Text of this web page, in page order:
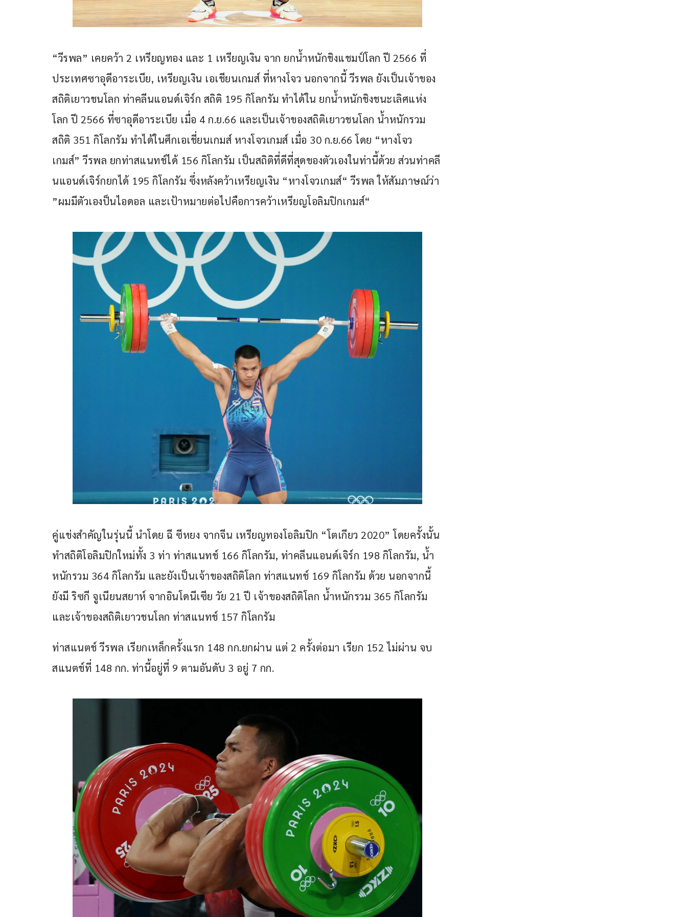
“วีรพล” เคยคว้า 2 เหรียญทอง และ 1 เหรียญเงิน จาก ยกน้ำหนักชิงแชมป์โลก ปี 2566 ที่
ประเทศซาอุดีอาระเบีย, เหรียญเงิน เอเชียนเกมส์ ที่หางโจว นอกจากนี้ วีรพล ยังเป็นเจ้าของ
สถิติเยาวชนโลก ท่าคลีนแอนด์เจิร์ก สถิติ 195 กิโลกรัม ทำได้ใน ยกน้ำหนักชิงชนะเลิศแห่ง
โลก ปี 2566 ที่ซาอุดีอาระเบีย เมื่อ 4 ก.ย.66 และเป็นเจ้าของสถิติเยาวชนโลก น้ำหนักรวม
สถิติ 351 กิโลกรัม ทำได้ในศึกเอเชี่ยนเกมส์ หางโจวเกมส์ เมื่อ 30 ก.ย.66 โดย “หางโจว
เกมส์” วีรพล ยกท่าสแนทช์ได้ 156 กิโลกรัม เป็นสถิติที่ดีที่สุดของตัวเองในท่านี้ด้วย ส่วนท่าคลี
นแอนด์เจิร์กยกได้ 195 กิโลกรัม ซึ่งหลังคว้าเหรียญเงิน “หางโจวเกมส์“ วีรพล ให้สัมภาษณ์ว่า
”ผมมีตัวเองป็นไอดอล และเป้าหมายต่อไปคือการคว้าเหรียญโอลิมปิกเกมส์“
คู่แข่งสำคัญในรุ่นนี้ นำโดย ฉี ซีหยง จากจีน เหรียญทองโอลิมปิก “โตเกียว 2020” โดยครั้งนั้น
ทำสถิติโอลิมปิกใหม่ทั้ง 3 ท่า ท่าสแนทช์ 166 กิโลกรัม, ท่าคลีนแอนด์เจิร์ก 198 กิโลกรัม, น้ำ
หนักรวม 364 กิโลกรัม และยังเป็นเจ้าของสถิติโลก ท่าสแนทช์ 169 กิโลกรัม ด้วย นอกจากนี้
ยังมี ริซกี จูเนียนสยาห์ จากอินโดนีเซีย วัย 21 ปี เจ้าของสถิติโลก น้ำหนักรวม 365 กิโลกรัม
และเจ้าของสถิติเยาวชนโลก ท่าสแนทช์ 157 กิโลกรัม
ท่าสแนตช์ วีรพล เรียกเหล็กครั้งแรก 148 กก.ยกผ่าน แต่ 2 ครั้งต่อมา เรียก 152 ไม่ผ่าน จบ
สแนตช์ที่ 148 กก. ท่านี้อยู่ที่ 9 ตามอันดับ 3 อยู่ 7 กก.